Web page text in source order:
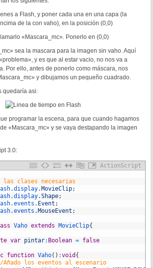
a Flash, y poner cada una en una capa (la
de la con vaho), en la posición (0,0)
«Mascara_mc». Ponerlo en (0,0)
sea la mascara para la imagen sin vaho. Aquí
y es que al estar vacio, no nos va a
Por ello, antes de ponerlo como máscara, nos
y dibujamos un pequeño cuadrado.
quedaría asi:
programar la escena, para que cuando hagamos
«Mascara_mc» y se vaya destapando la imagen
3.0:
ActionScript
las clases necesarias
. MovieClip;
.Shape;
. Event ;
. MouseEvent ;
Vaho extends MovieClip{
var pintar: Boolean = false
function Vaho( ) :void {
Añado los eventos al escenario